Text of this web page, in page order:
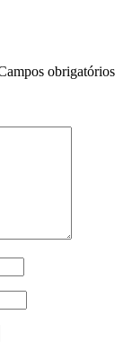
obrigatórios